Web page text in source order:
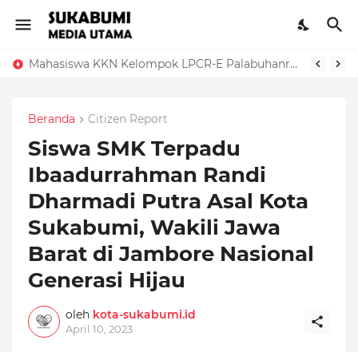
Mahasiswa KKN Kelompok LPCR-E Palabuhanratu Universitas Muhammadiyah Sukabumi Dorong UMKM Desa Cimanggu melalui Sertifikasi Halal dan Branding Digital
Beranda Citizen Report
Siswa SMK Terpadu
Ibaadurrahman Randi
Dharmadi Putra Asal Kota
Sukabumi, Wakili Jawa
Barat di Jambore Nasional
Generasi Hijau
oleh kota-sukabumi.id
April 10, 2023